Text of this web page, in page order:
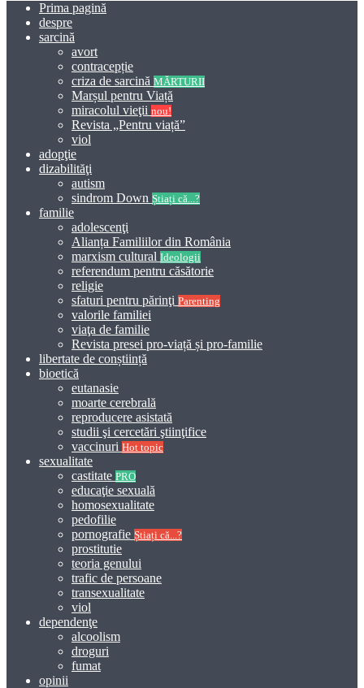
Prima pagină
despre
sarcină
avort
contracepție
criza de sarcină MĂRTURII
Marșul pentru Viață
miracolul vieţii nou!
Revista „Pentru viață”
viol
adopţie
dizabilităţi
autism
sindrom Down Știați că...?
familie
adolescenţi
Alianța Familiilor din România
marxism cultural Ideologii
referendum pentru căsătorie
religie
sfaturi pentru părinţi Parenting
valorile familiei
viaţa de familie
Revista presei pro-viață și pro-familie
libertate de conștiință
bioetică
eutanasie
moarte cerebrală
reproducere asistată
studii şi cercetări ştiinţifice
vaccinuri Hot topic
sexualitate
castitate PRO
educaţie sexuală
homosexualitate
pedofilie
pornografie Știați că...?
prostitutie
teoria genului
trafic de persoane
transexualitate
viol
dependenţe
alcoolism
droguri
fumat
opinii